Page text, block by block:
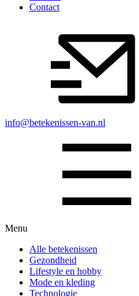
Contact
info@betekenissen-van.nl
Menu
Alle betekenissen
Gezondheid
Lifestyle en hobby
Mode en kleding
Technologie